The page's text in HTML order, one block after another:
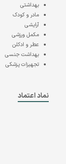
بهداشتی
مادر و کودک
آرایشی
مکمل ورزشی
عطر و ادکلن
بهداشت جنسی
تجهیزات پزشکی
نماد اعتماد